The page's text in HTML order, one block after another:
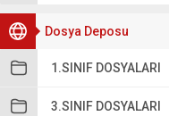
Dosya Deposu
1.SINIF DOSYALARI
3.SINIF DOSYALARI